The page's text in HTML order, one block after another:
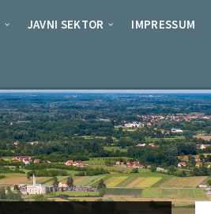
JAVNI SEKTOR IMPRESSUM